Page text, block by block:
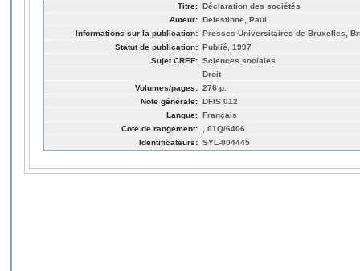
Titre: Déclaration des sociétés
Auteur: Delestinne, Paul
Informations sur la publication: Presses Universitaires de Bruxelles,
Statut de publication: Publié, 1997
Sujet CREF: Sciences sociales
Droit
Volumes/pages: 276 p.
Note générale: DFIS 012
Langue: Français
Cote de rangement:
, 01Q/6406
Identificateurs: SYL-004445